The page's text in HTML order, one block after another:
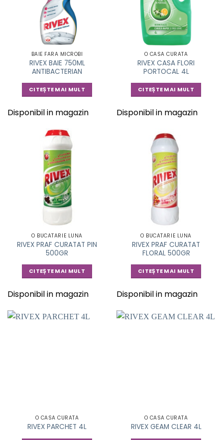
BAIE FARA MICROBI
RIVEX BAIE 750ML
ANTIBACTERIAN
CITEȘTE MAI MULT
Disponibil in magazin
O CASA CURATA
RIVEX CASA FLORI
PORTOCAL 4L
CITEȘTE MAI MULT
Disponibil in magazin
O BUCATARIE LUNA
RIVEX PRAF CURATAT PIN
500GR
CITEȘTE MAI MULT
Disponibil in magazin
O BUCATARIE LUNA
RIVEX PRAF CURATAT
FLORAL 500GR
CITEȘTE MAI MULT
Disponibil in magazin
O CASA CURATA
RIVEX PARCHET 4L
O CASA CURATA
RIVEX GEAM CLEAR 4L